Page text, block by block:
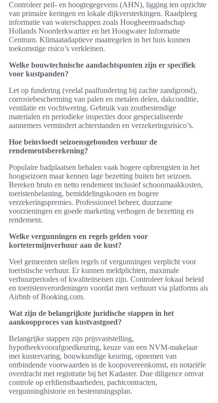
Controleer peil- en hoogtegegevens (AHN), ligging ten opzichte
van primaire keringen en lokale dijkversterkingen. Raadpleeg
informatie van waterschappen zoals Hoogheemraadschap
Hollands Noorderkwartier en het Hoogwater Informatie
Centrum. Klimaatadaptieve maatregelen in het huis kunnen
toekomstige risico’s verkleinen.
Welke bouwtechnische aandachtspunten zijn er specifiek
voor kustpanden?
Let op fundering (veelal paalfundering bij zachte zandgrond),
corrosiebescherming van palen en metalen delen, dakconditie,
ventilatie en vochtwering. Gebruik van zoutbestendige
materialen en periodieke inspecties door gespecialiseerde
aannemers vermindert achterstanden en verzekeringsrisico’s.
Hoe beïnvloedt seizoensgebonden verhuur de
rendementsberekening?
Populaire badplaatsen behalen vaak hogere opbrengsten in het
hoogseizoen maar kennen lage bezetting buiten het seizoen.
Bereken bruto en netto rendement inclusief schoonmaakkosten,
toeristenbelasting, bemiddelingskosten en hogere
verzekeringspremies. Professioneel beheer, duurzame
voorzieningen en goede marketing verhogen de bezetting en
rendement.
Welke vergunningen en regels gelden voor
kortetermijnverhuur aan de kust?
Veel gemeenten stellen regels of vergunningen verplicht voor
toeristische verhuur. Er kunnen meldplichten, maximale
verhuurperiodes of kwaliteitseisen zijn. Controleer lokaal beleid
en toeristenverordeningen voordat men verhuurt via platforms als
Airbnb of Booking.com.
Wat zijn de belangrijkste juridische stappen in het
aankoopproces van kustvastgoed?
Belangrijke stappen zijn prijsvaststelling,
hypotheekvoorafgoedkeuring, keuze van een NVM-makelaar
met kustervaring, bouwkundige keuring, opnemen van
ontbindende voorwaarden in de koopovereenkomst, en notariële
overdracht met registratie bij het Kadaster. Due diligence omvat
controle op erfdienstbaarheden, pachtcontracten,
vergunninghistorie en bestemmingsplan.